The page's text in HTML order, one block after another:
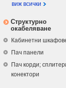
виж всички
Структурно
окабеляване
Кабинетни
Пач панели
Пач корди;
конектори